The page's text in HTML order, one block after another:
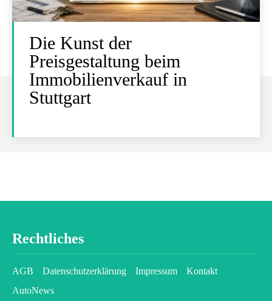
Die Kunst der
Preisgestaltung beim
Immobilienverkauf in
Stuttgart
Rechtliches
AGB Datenschutzerklärung Impressum
Kontakt
AutoNews